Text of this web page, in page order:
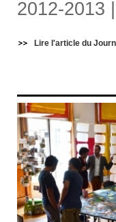
2012-2013
Lire l'article du